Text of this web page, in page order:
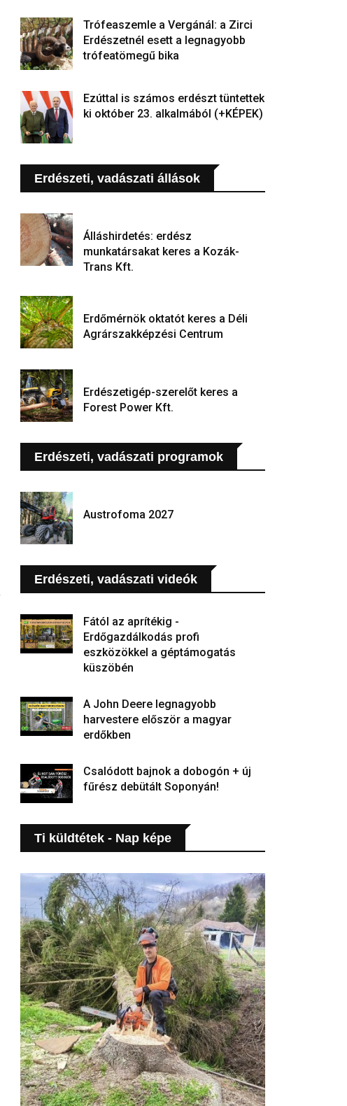
Trófeaszemle a Vergánál: a Zirci
Erdészetnél esett a legnagyobb
trófeatömegű bika
Ezúttal is számos erdészt tüntettek
ki október 23. alkalmából (+KÉPEK)
Erdészeti, vadászati állások
Álláshirdetés: erdész
munkatársakat keres a Kozák-
Trans Kft.
Erdőmérnök oktatót keres a Déli
Agrárszakképzési Centrum
Erdészetigép-szerelőt keres a
Forest Power Kft.
Erdészeti, vadászati programok
Austrofoma 2027
Erdészeti, vadászati videók
Fától az aprítékig -
Erdőgazdálkodás profi
eszközökkel a géptámogatás
küszöbén
A John Deere legnagyobb
harvestere először a magyar
erdőkben
Csalódott bajnok a dobogón + új
fűrész debütált Soponyán!
Ti küldtétek - Nap képe